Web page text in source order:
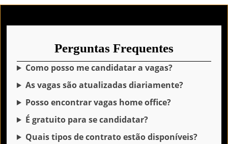
Perguntas Frequentes
Como posso me candidatar a vagas?
As vagas são atualizadas diariamente?
Posso encontrar vagas home office?
É gratuito para se candidatar?
Quais tipos de contrato estão disponíveis?